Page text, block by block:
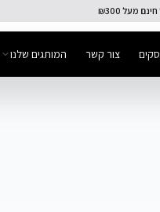
מעל ₪300
צור קשר המותגים שלנו